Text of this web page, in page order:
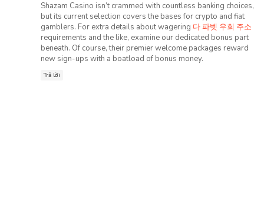
Shazam Casino isn’t crammed with countless banking choices,
but its current selection covers the bases for crypto and fiat
gamblers. For extra details about wagering 다 파벳 우회 주소
requirements and the like, examine our dedicated bonus part
beneath. Of course, their premier welcome packages reward
new sign-ups with a boatload of bonus money.
Trả lời